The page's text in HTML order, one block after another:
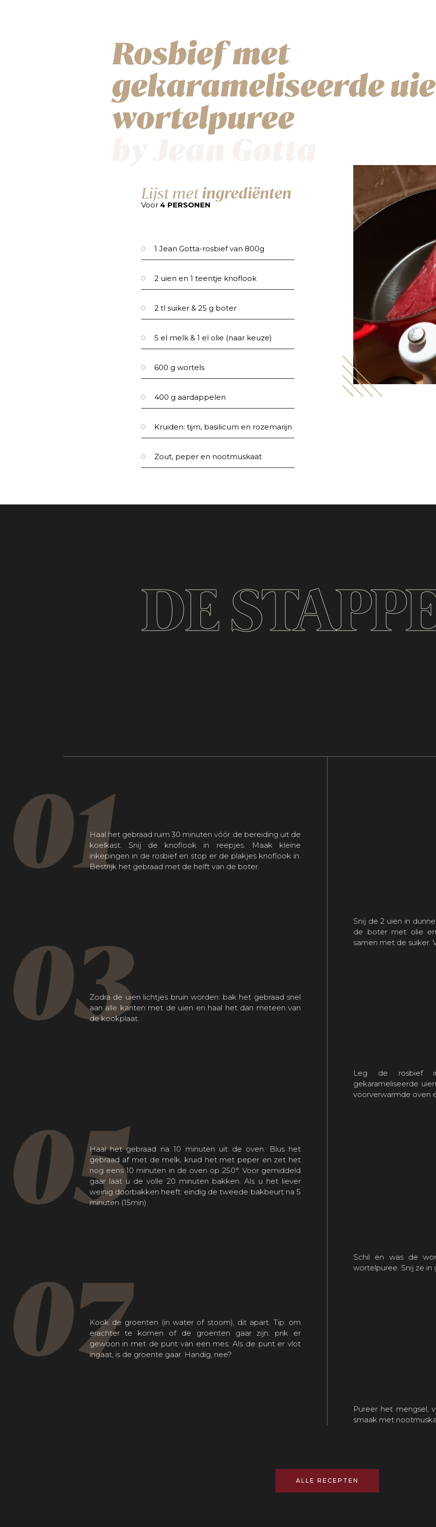
Rosbief met
gekarameliseerde
wortelpuree
Lijst metingrediënten
Voor4 PERSONEN
1 Jean Gotta-rosbief van 800g
2 uien en 1 teentje knoflook
2 tl suiker & 25 g boter
5 el melk & 1 el olie (naar keuze)
600 g wortels
400 g aardappelen
Kruiden: tijm, basilicum en rozemarijn
Zout, peper en nootmuskaat
DE
01Haal het gebraad ruim 30 minuten vóór de bereiding uit de
koelkast. Snij de knoflook in reepjes. Maak kleine
inkepingen in de rosbief en stop er de plakjes knoflook in.
Bestrijk het gebraad met de helft van de boter.
Snij de 2 uien in
de boter met olie
samen met de suiker.
03Zodra de uien lichtjes bruin worden: bak het gebraad snel
aan alle kanten met de uien en haal het dan meteen van
de kookplaat.
Leg de rosbief
gekarameliseerde
voorverwarmde oven
05Haal het gebraad na 10 minuten uit de oven. Blus het
gebraad af met de melk, kruid het met peper en zet het
nog eens 10 minuten in de oven op 250°. Voor gemiddeld
gaar laat u de volle 20 minuten bakken. Als u het liever
weinig doorbakken heeft: eindig de tweede bakbeurt na 5
minuten (15min).
Schil en was de
wortelpuree. Snij ze in
07Kook de groenten (in water of stoom), dit apart. Tip: om
erachter te komen of de groenten gaar zijn: prik er
gewoon in met de punt van een mes. Als de punt er vlot
ingaat, is de groente gaar. Handig, nee?
Pureer het mengsel,
smaak met
ALLE RECEPTEN